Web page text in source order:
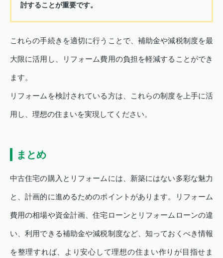
討することが重要です。
これらの手続きを適切に行うことで、補助金や減税制度を最
大限に活用し、リフォーム費用の負担を軽減することができ
ます。
リフォームを検討されている方は、これらの制度を上手に活
用し、理想の住まいを実現してください。
まとめ
中古住宅の購入とリフォームには、新築にはない多彩な魅力
と、計画的に進めるためのポイントがあります。リフォーム
費用の相場や資金計画、住宅ローンとリフォームローンの違
い、利用できる補助金や減税制度など、知っておくべき情報
を整理すれば、より安心して理想の住まい作りが目指せま